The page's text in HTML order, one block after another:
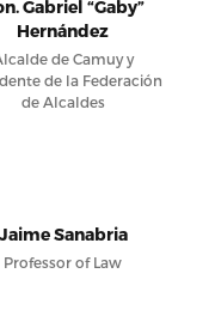
Gabriel “Gaby”
Hernández
de Camuy y
de la Federación
de Alcaldes
Jaime Sanabria
Professor of Law